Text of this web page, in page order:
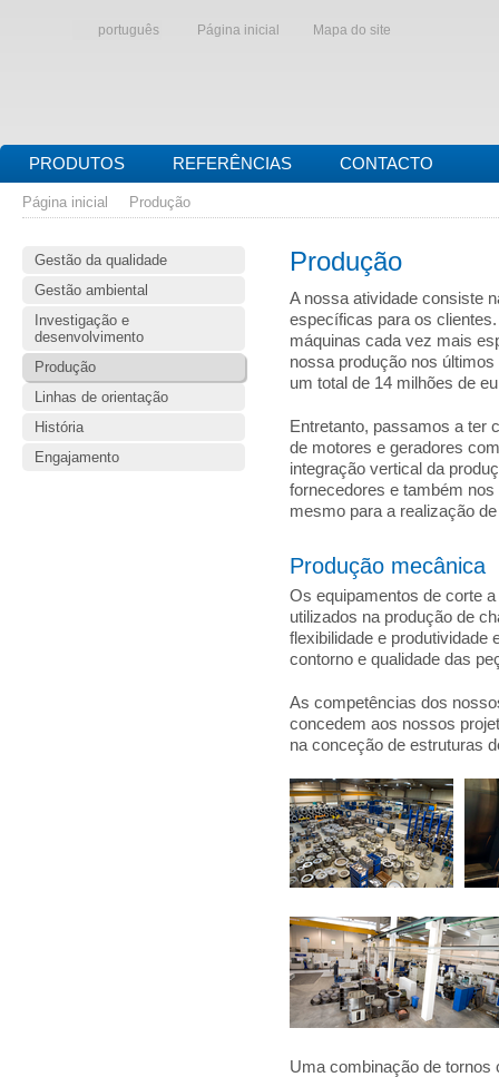
português Página inicial Mapa do site
PRODUTOS REFERÊNCIAS CONTACTO
Página inicial Produção
Gestão da qualidade
Gestão ambiental
Investigação e
desenvolvimento
Produção
Linhas de orientação
História
Engajamento
Produção
A nossa atividade consiste
específicas para os
máquinas cada vez mais
nossa produção nos
um total de 14 milhões de
Entretanto, passamos a ter
de motores e geradores
integração vertical da
fornecedores e também
mesmo para a realização
Produção mecânica
Os equipamentos de corte
utilizados na produção de
flexibilidade e produtividade
contorno e qualidade das
As competências dos
concedem aos nossos
na conceção de estruturas
Uma combinação de